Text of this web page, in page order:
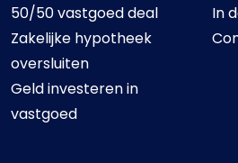
50/50 vastgoed deal
Zakelijke hypotheek
oversluiten
Geld investeren in
vastgoed
In